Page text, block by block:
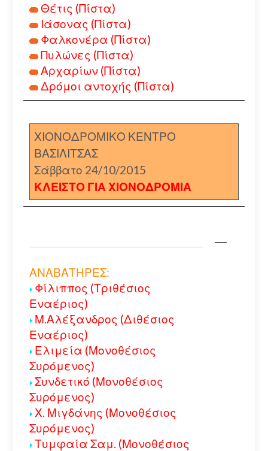
Θέτις (Πίστα)
Ιάσονας (Πίστα)
Φαλκονέρα (Πίστα)
Πυλώνες (Πίστα)
Αρχαρίων (Πίστα)
Δρόμοι αντοχής (Πίστα)
ΧΙΟΝΟΔΡΟΜΙΚΟ ΚΕΝΤΡΟ
ΒΑΣΙΛΙΤΣΑΣ
Σάββατο 24/10/2015
ΚΛΕΙΣΤΟ ΓΙΑ ΧΙΟΝΟΔΡΟΜΙΑ
ΑΝΑΒΑΤΗΡΕΣ:
Φίλιππος (Τριθέσιος
Εναέριος)
Μ.Αλέξανδρος (Διθέσιος
Εναέριος)
Ελιμεία (Μονοθέσιος
Συρόμενος)
Συνδετικό (Μονοθέσιος
Συρόμενος)
Χ. Μιγδάνης (Μονοθέσιος
Συρόμενος)
Τυμφαία Σαμ. (Μονοθέσιος